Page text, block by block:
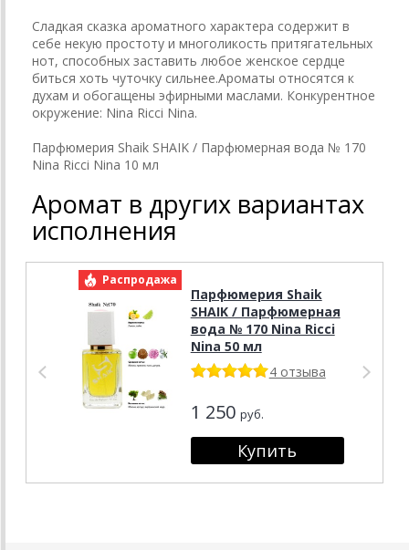
Сладкая сказка ароматного характера содержит в
себе некую простоту и многоликость притягательных
нот, способных заставить любое женское сердце
биться хоть чуточку сильнее.Ароматы относятся к
духам и обогащены эфирными маслами. Конкурентное
окружение: Nina Ricci Nina.
Парфюмерия Shaik SHAIK / Парфюмерная вода № 170
Nina Ricci Nina 10 мл
Аромат в других вариантах
исполнения
Распродажа
Парфюмерия Shaik
SHAIK / Парфюмерная
вода № 170 Nina Ricci
Nina 50 мл
4 отзыва
1 250 руб.